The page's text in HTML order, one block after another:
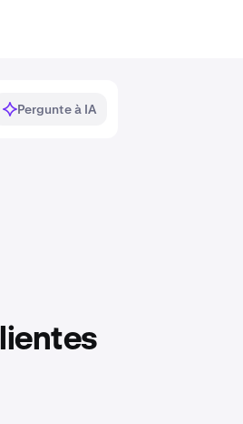
Pergunte à IA